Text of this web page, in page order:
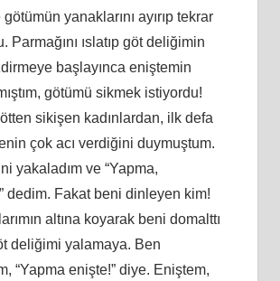
yanaklarını ayırıp tekrar
Parmağını ıslatıp göt deliğimin
başlayınca eniştemin
götümü sikmek istiyordu!
sikişen kadınlardan, ilk defa
çok acı verdiğini duymuştum.
yakaladım ve “Yapma,
dedim. Fakat beni dinleyen kim!
altına koyarak beni domalttı
deliğimi yalamaya. Ben
“Yapma enişte!” diye. Eniştem,